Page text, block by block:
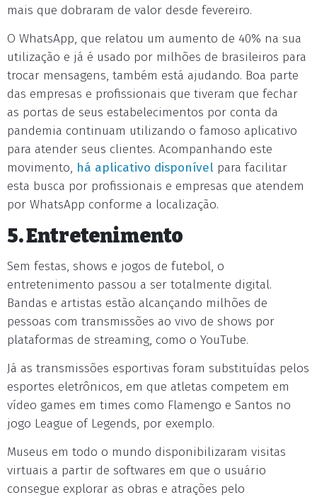
mais que dobraram de valor desde fevereiro.
O WhatsApp, que relatou um aumento de 40% na sua
utilização e já é usado por milhões de brasileiros para
trocar mensagens, também está ajudando. Boa parte
das empresas e profissionais que tiveram que fechar
as portas de seus estabelecimentos por conta da
pandemia continuam utilizando o famoso aplicativo
para atender seus clientes. Acompanhando este
movimento, há aplicativo disponível para facilitar
esta busca por profissionais e empresas que atendem
por WhatsApp conforme a localização.
5. Entretenimento
Sem festas, shows e jogos de futebol, o
entretenimento passou a ser totalmente digital.
Bandas e artistas estão alcançando milhões de
pessoas com transmissões ao vivo de shows por
plataformas de streaming, como o YouTube.
Já as transmissões esportivas foram substituídas pelos
esportes eletrônicos, em que atletas competem em
vídeo games em times como Flamengo e Santos no
jogo League of Legends, por exemplo.
Museus em todo o mundo disponibilizaram visitas
virtuais a partir de softwares em que o usuário
consegue explorar as obras e atrações pelo